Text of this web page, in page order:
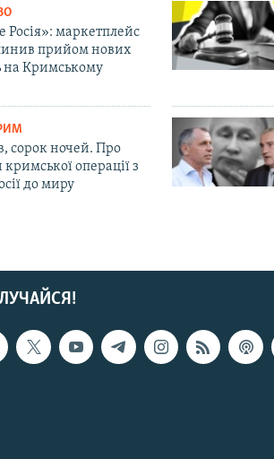
Росія»: маркетплейс
прийом нових
на Кримському
сорок ночей. Про
кримської операції з
до миру